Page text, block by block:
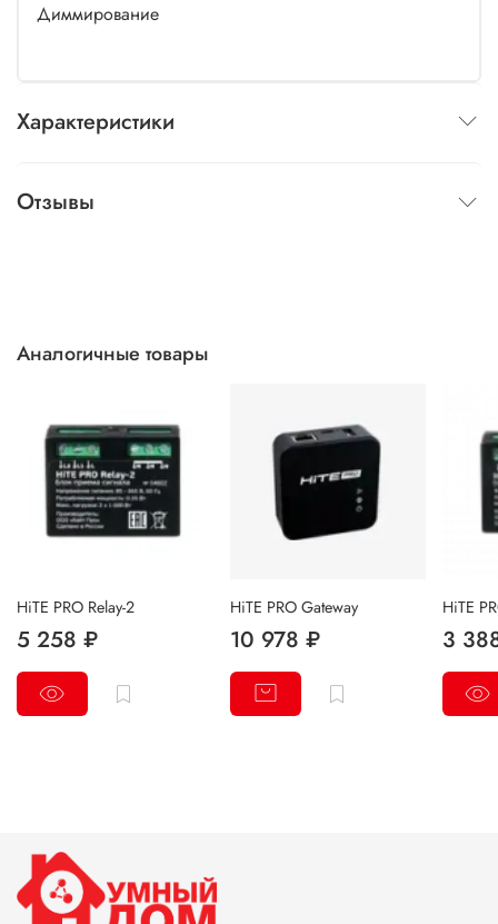
Диммирование
Характеристики
Отзывы
Аналогичные товары
HiTE PRO Relay-2
5 258 ₽
HiTE PRO Gateway
10 978 ₽
HiTE
3